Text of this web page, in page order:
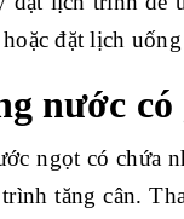
đặt lịch
nước có
ngọt có chứa
tăng cân.